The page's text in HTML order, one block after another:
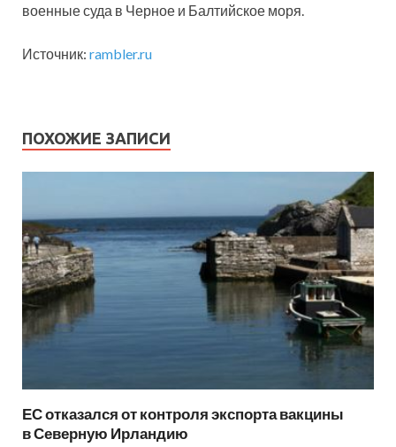
военные суда в Черное и Балтийское моря.
Источник: rambler.ru
ПОХОЖИЕ ЗАПИСИ
ЕС отказался от контроля экспорта вакцины
в Северную Ирландию